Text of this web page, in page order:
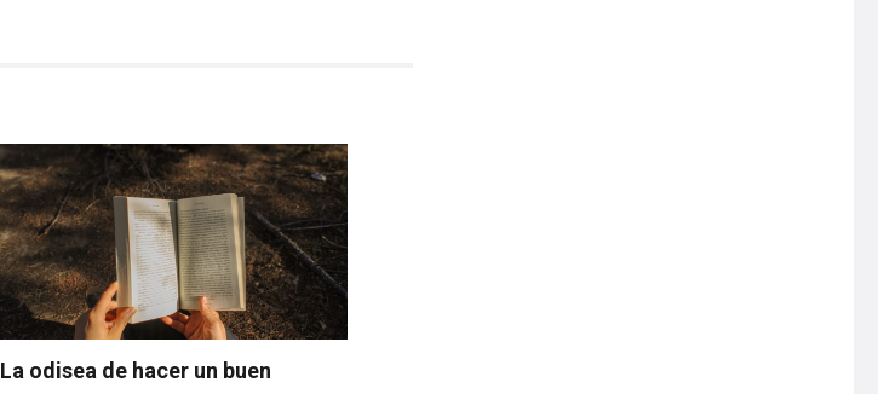
La odisea de hacer un buen